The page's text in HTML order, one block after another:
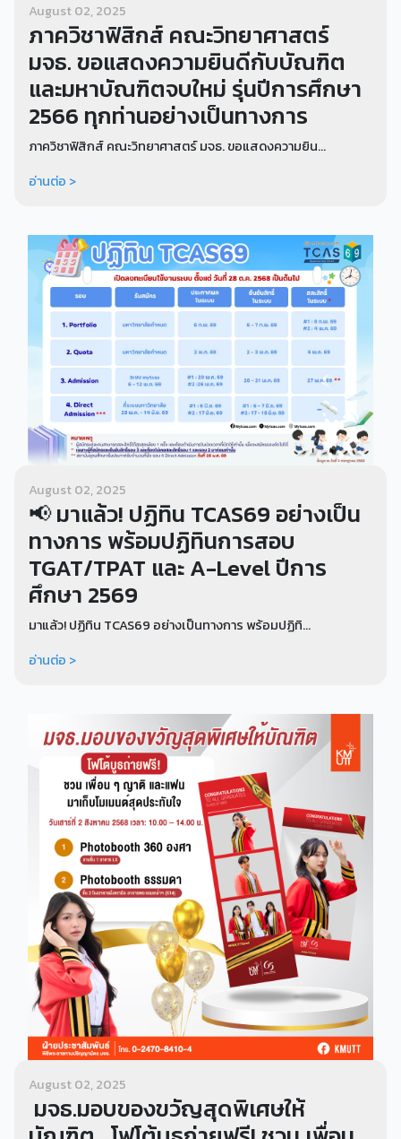
August 02, 2025
ภาควิชาฟิสิกส์ คณะวิทยาศาสตร์
มจธ. ขอแสดงความยินดีกับบัณฑิต
และมหาบัณฑิตจบใหม่ รุ่นปีการศึกษา
2566 ทุกท่านอย่างเป็นทางการ
ภาควิชาฟิสิกส์ คณะวิทยาศาสตร์ มจธ. ขอแสดงความยิน...
อ่านต่อ >
August 02, 2025
📢 มาแล้ว! ปฏิทิน TCAS69 อย่างเป็น
ทางการ พร้อมปฏิทินการสอบ
TGAT/TPAT และ A-Level ปีการ
ศึกษา 2569
มาแล้ว! ปฏิทิน TCAS69 อย่างเป็นทางการ พร้อมปฏิทิ...
อ่านต่อ >
August 02, 2025
มจธ.มอบของขวัญสุดพิเศษให้